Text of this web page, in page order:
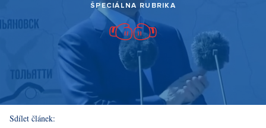
ŠPECIÁLNA RUBRIKA
Sdílet článek: